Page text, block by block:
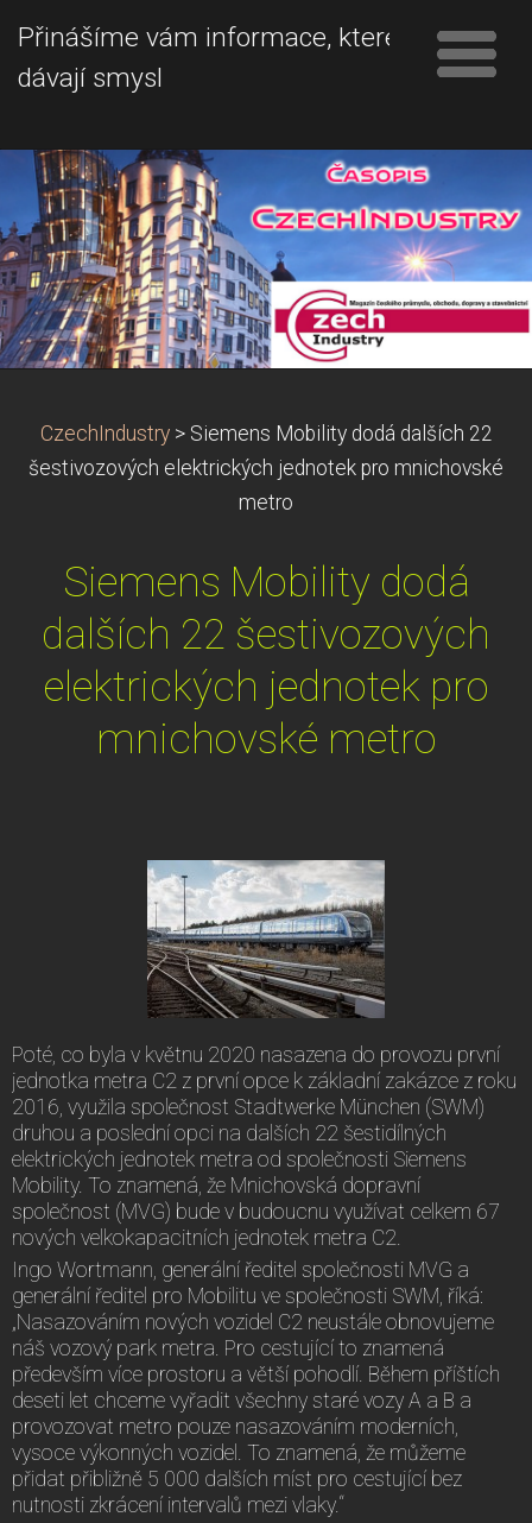
Přinášíme vám informace, které
dávají smysl
CzechIndustry > Siemens Mobility dodá dalších 22
šestivozových elektrických jednotek pro mnichovské
metro
Siemens Mobility dodá
dalších 22 šestivozových
elektrických jednotek pro
mnichovské metro
Poté, co byla v květnu 2020 nasazena do provozu první
jednotka metra C2 z první opce k základní zakázce z roku
2016, využila společnost Stadtwerke München (SWM)
druhou a poslední opci na dalších 22 šestidílných
elektrických jednotek metra od společnosti Siemens
Mobility. To znamená, že Mnichovská dopravní
společnost (MVG) bude v budoucnu využívat celkem 67
nových velkokapacitních jednotek metra C2.
Ingo Wortmann, generální ředitel společnosti MVG a
generální ředitel pro Mobilitu ve společnosti SWM, říká:
„Nasazováním nových vozidel C2 neustále obnovujeme
náš vozový park metra. Pro cestující to znamená
především více prostoru a větší pohodlí. Během příštích
deseti let chceme vyřadit všechny staré vozy A a B a
provozovat metro pouze nasazováním moderních,
vysoce výkonných vozidel. To znamená, že můžeme
přidat přibližně 5 000 dalších míst pro cestující bez
nutnosti zkrácení intervalů mezi vlaky.“